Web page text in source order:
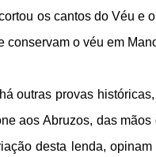
os cantos do Véu e
conservam o véu em
outras provas
aos Abruzos, das
desta lenda,